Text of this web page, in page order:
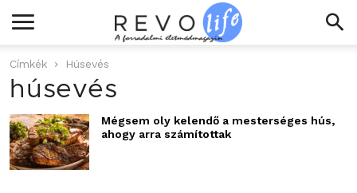
Címkék Húsevés
húsevés
Mégsem oly kelendő a mesterséges hús,
ahogy arra számítottak